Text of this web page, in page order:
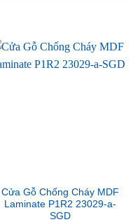
Cửa Gỗ Chống Cháy MDF
Laminate P1R2 23029-a-
SGD